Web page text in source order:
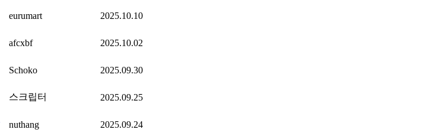
eurumart 2025.10.10
afcxbf 2025.10.02
Schoko 2025.09.30
스크립터 2025.09.25
nuthang 2025.09.24